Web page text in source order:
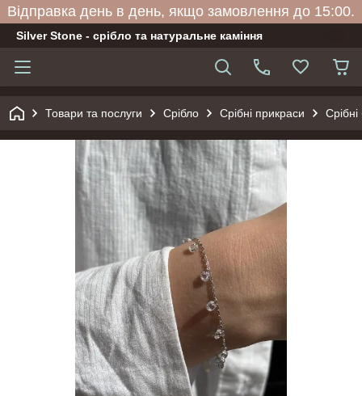
Відправка день в день, якщо замовлення до 15:00.
Silver Stone - срібло та натуральне каміння
Товари та послуги Срібло Срібні прикраси